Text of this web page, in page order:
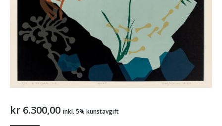
kr 6.300,00 inkl. 5% kunstavgift